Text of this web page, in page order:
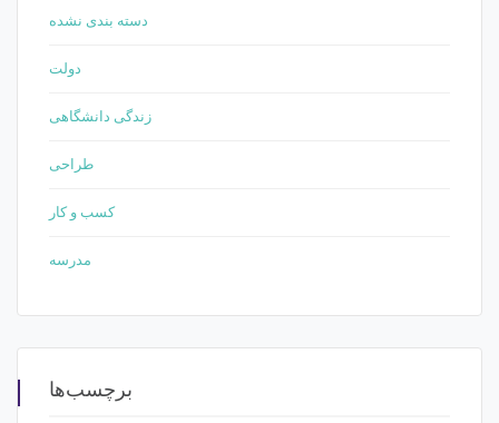
دسته بندی نشده
دولت
زندگی دانشگاهی
طراحی
کسب و کار
مدرسه
برچسب‌ها